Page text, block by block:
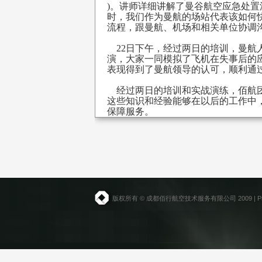
)。讲师详细讲解了曼谷航空应急处
时，我们作为曼航的场站代表该如
流程，跟曼航、机场和相关单位协调
22日下午，经过两日的培训，曼航
演，大家一同模拟了飞机在失事后的
表现得到了曼航领导的认可，顺利通
经过两日的培训和实战演练，佰航
这些知识和经验能够在以后的工作中
保障服务。
版权所有 © 成都佰行航空技术服务有限公司 2009 |